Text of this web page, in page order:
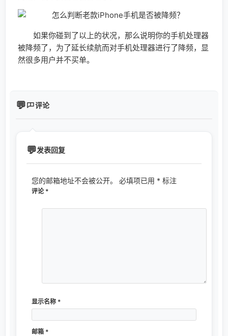
如果你碰到了以上的状况，那么说明你的手机处理器
被降频了，为了延长续航而对手机处理器进行了降频，显
然很多用户并不买单。
评论
发表回复
您的邮箱地址不会被公开。 必填项已用 * 标注
评论 *
显示名称 *
邮箱 *